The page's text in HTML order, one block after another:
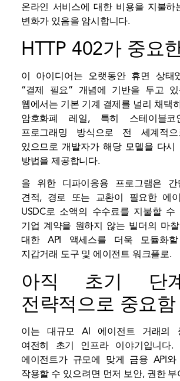
온라인 서비스에 대한 비용을 지불하
변화가 있음을 암시합니다.
HTTP 402가 중요
이 아이디어는 오랫동안 휴면 상태
“결제 필요” 개념에 기반을 두고 있
웹에서는 기본 기계 결제를 널리 채택
암호화폐 레일, 특히 스테이블코
프로그래밍 방식으로 전 세계적
있으므로 개발자가 해당 모델을 다시
방법을 제공합니다.
을 위한 디파이 응용 프로그램은 간
견적, 경로 또는 교환이 필요한 에
USDC로 소액의 수수료를 지불할 수
기업 계약을 원하지 않는 빌더의 마
대한 API 액세스를 더욱 모듈화
지갑거래 도구 및 에이전트 워크플로.
아직 초기 단계
전략적으로 중요함
이는 대규모 AI 에이전트 거래의
여전히 초기 인프라 이야기입니다.
에이전트가 규모에 맞게 금융 API
작용할 수 있으려면 먼저 보안, 권한 부